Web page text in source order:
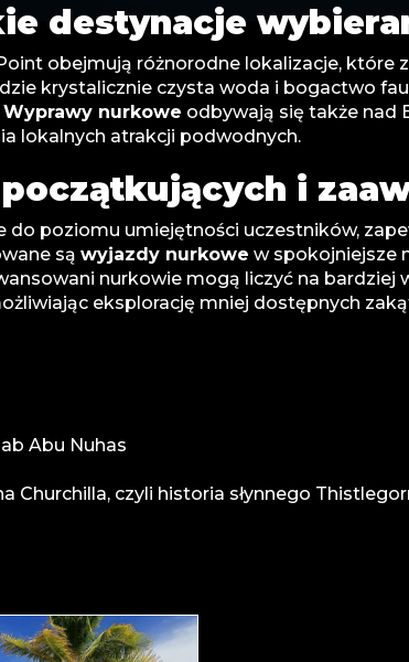
destynacje
obejmują różnorodne lokalizacje, które
krystalicznie czysta woda i bogactwo
Wyprawy nurkowe odbywają się także nad
lokalnych atrakcji podwodnych.
i
do poziomu umiejętności uczestników,
są wyjazdy nurkowe w spokojniejsze
nurkowie mogą liczyć na bardziej
eksplorację mniej dostępnych
Abu Nuhas
Churchilla, czyli historia słynnego